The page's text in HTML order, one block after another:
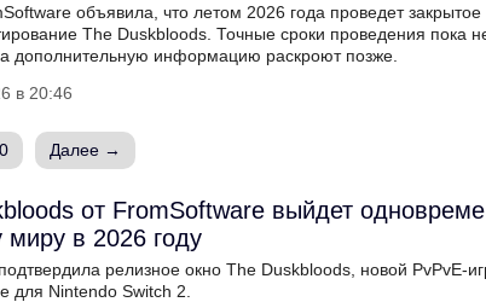
объявила, что летом 2026 года проведет закрытое
The Duskbloods. Точные сроки проведения пока
дополнительную информацию раскроют позже.
в 20:46
0 Далее →
от FromSoftware выйдет
миру в 2026 году
релизное окно The Duskbloods, новой PvPvE-
для Nintendo Switch 2.